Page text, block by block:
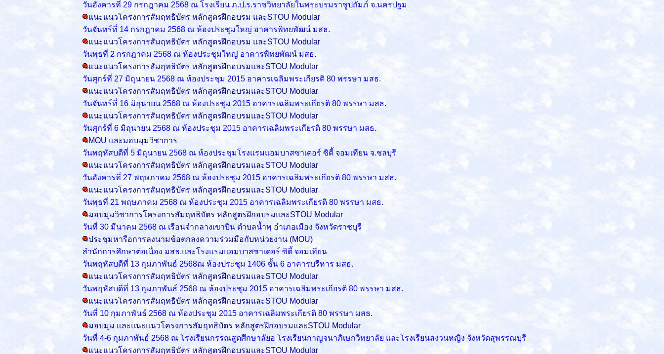
วันอังคารที่ 29 กรกฎาคม 2568 ณ โรงเรียน ภ.ป.ร.ราชวิทยาลัยในพระบรมราชูปถัมภ์ จ.นครปฐม
แนะแนวโครงการสัมฤทธิบัตร หลักสูตรฝึกอบรม และSTOU Modular
วันจันทร์ที่ 14 กรกฎาคม 2568 ณ ห้องประชุมใหญ่ อาคารพิทยพัฒน์ มสธ.
แนะแนวโครงการสัมฤทธิบัตร หลักสูตรฝึกอบรม และSTOU Modular
วันพุธที่ 2 กรกฎาคม 2568 ณ ห้องประชุมใหญ่ อาคารพิทยพัฒน์ มสธ.
แนะแนวโครงการสัมฤทธิบัตร หลักสูตรฝึกอบรมและSTOU Modular
วันศุกร์ที่ 27 มิถุนายน 2568 ณ ห้องประชุม 2015 อาคารเฉลิมพระเกียรติ 80 พรรษา มสธ.
แนะแนวโครงการสัมฤทธิบัตร หลักสูตรฝึกอบรมและSTOU Modular
วันจันทร์ที่ 16 มิถุนายน 2568 ณ ห้องประชุม 2015 อาคารเฉลิมพระเกียรติ 80 พรรษา มสธ.
แนะแนวโครงการสัมฤทธิบัตร หลักสูตรฝึกอบรมและSTOU Modular
วันศุกร์ที่ 6 มิถุนายน 2568 ณ ห้องประชุม 2015 อาคารเฉลิมพระเกียรติ 80 พรรษา มสธ.
MOU และมอบมุมวิชาการ
วันพฤหัสบดีที่ 5 มิถุนายน 2568 ณ ห้องประชุมโรงแรมแอมบาสซาเดอร์ ซิตี้ จอมเทียน จ.ชลบุรี
แนะแนวโครงการสัมฤทธิบัตร หลักสูตรฝึกอบรมและSTOU Modular
วันอังคารที่ 27 พฤษภาคม 2568 ณ ห้องประชุม 2015 อาคารเฉลิมพระเกียรติ 80 พรรษา มสธ.
แนะแนวโครงการสัมฤทธิบัตร หลักสูตรฝึกอบรมและSTOU Modular
วันพุธที่ 21 พฤษภาคม 2568 ณ ห้องประชุม 2015 อาคารเฉลิมพระเกียรติ 80 พรรษา มสธ.
มอบมุมวิชาการโครงการสัมฤทธิบัตร หลักสูตรฝึกอบรมและSTOU Modular
วันที่ 30 มีนาคม 2568 ณ เรือนจำกลางเขาบิน ตำบลน้ำพุ อำเภอเมือง จังหวัดราชบุรี
ประชุมหารือการลงนามข้อตกลงความร่วมมือกับหน่วยงาน (MOU)
สำนักการศึกษาต่อเนื่อง มสธ.และโรงแรมแอมบาสซาเดอร์ ซิตี้ จอมเทียน
วันพฤหัสบดีที่ 13 กุมภาพันธ์ 2568ณ ห้องประชุม 1406 ชั้น 6 อาคารบรืหาร มสธ.
แนะแนวโครงการสัมฤทธิบัตร หลักสูตรฝึกอบรมและSTOU Modular
วันพฤหัสบดีที่ 13 กุมภาพันธ์ 2568 ณ ห้องประชุม 2015 อาคารเฉลิมพระเกียรติ 80 พรรษา มสธ.
แนะแนวโครงการสัมฤทธิบัตร หลักสูตรฝึกอบรมและSTOU Modular
วันที่ 10 กุมภาพันธ์ 2568 ณ ห้องประชุม 2015 อาคารเฉลิมพระเกียรติ 80 พรรษา มสธ.
มอบมุม และแนะแนวโครงการสัมฤทธิบัตร หลักสูตรฝึกอบรมและSTOU Modular
วันที่ 4-6 กุมภาพันธ์ 2568 ณ โรงเรียนกรรณสูตศึกษาลัยอ โรงเรียนกาญจนาภิเษกวิทยาลัย และโรงเรียนสงวนหญิง จังหวัดสุพรรณบุรี
แนะแนวโครงการสัมฤทธิบัตร หลักสูตรฝึกอบรมและSTOU Modular